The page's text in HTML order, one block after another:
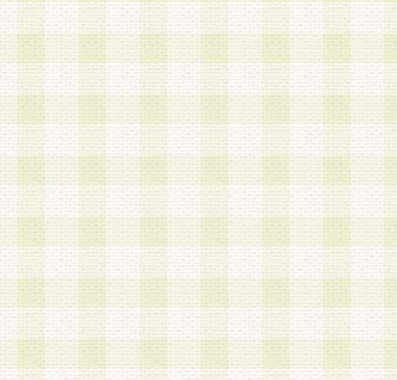
a.本サービスに係る謝礼、景品、調査サンプル品
b.会員からの電話、メール等の問い合わせなどへ
c.モバイルリサーチ、またはグループ形式による
実施もしくは運営
d.その他これらに付随する業務
4.会員は、住所、電話番号その他の登録情報につ
合は、速やかに当社所定の変更手続きを行うもの
5.当社は、必要と認めた場合、会員に対して、電
手段により登録情報の対象者が会員登録者本人で
の内容が正確であること、アンケートの回答内容
うことができるものとます。
6.会員は、会員登録後当社が定期的に行う登録情
して、当社指定の期間内に更新手続きを行うもの
該期間内に更新手続きを行わない場合、その時点
発行したポイントは失効されるものとします。